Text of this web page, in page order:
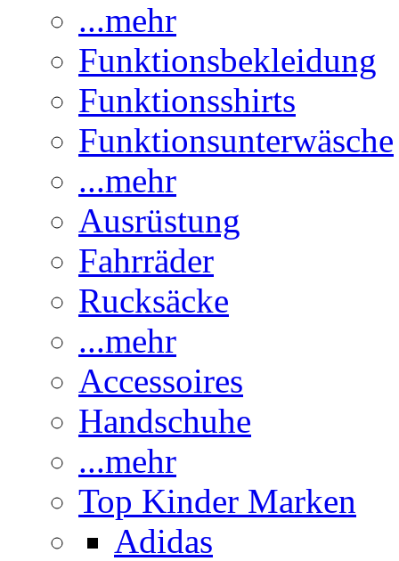
...mehr
Funktionsbekleidung
Funktionsshirts
Funktionsunterwäsche
...mehr
Ausrüstung
Fahrräder
Rucksäcke
...mehr
Accessoires
Handschuhe
...mehr
Top Kinder Marken
Adidas